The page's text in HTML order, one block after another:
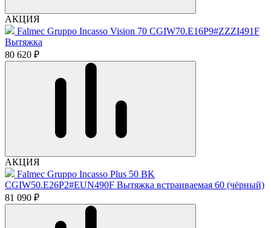
АКЦИЯ
Falmec Gruppo Incasso Vision 70 CGIW70.E16P9#ZZZI491F
Вытяжка
80 620 ₽
АКЦИЯ
Falmec Gruppo Incasso Plus 50 BK
CGIW50.E26P2#EUN490F Вытяжка встраиваемая 60 (чёрный)
81 090 ₽